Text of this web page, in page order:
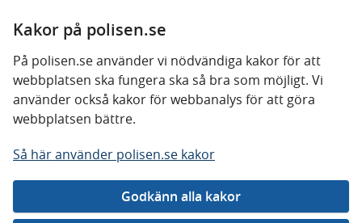
Kakor på polisen.se
På polisen.se använder vi nödvändiga kakor för att
webbplatsen ska fungera ska så bra som möjligt. Vi
använder också kakor för webbanalys för att göra
webbplatsen bättre.
Så här använder polisen.se kakor